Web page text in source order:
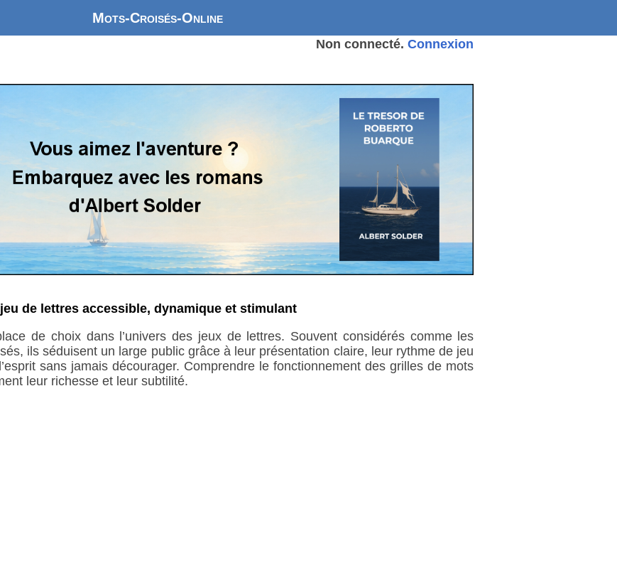
Mots-Croisés-Online
Non connecté.Connexion
de lettres accessible, dynamique et stimulant
de choix dans l’univers des jeux de lettres. Souvent considérés comme les
ils séduisent un large public grâce à leur présentation claire, leur rythme de jeu
sans jamais décourager. Comprendre le fonctionnement des grilles de mots
leur richesse et leur subtilité.